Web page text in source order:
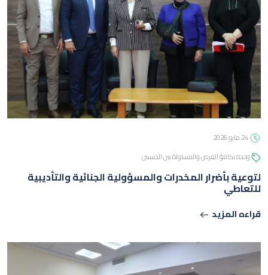
وحدة تكافؤ الفرص والمساواة بين الجنسين
لتوعية بأضرار المخدرات والمسؤولية الجنائية والتأديبية
للتعاطي
قراءه المزيد